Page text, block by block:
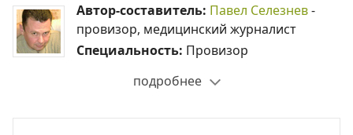
Автор-составитель: Павел Селезнев-
провизор, медицинский журналист
Специальность: Провизор
подробнее